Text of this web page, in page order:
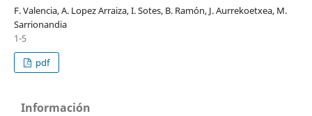
F. Valencia, A. Lopez Arraiza, I. Sotes, B. Ramón, J. Aurrekoetxea, M.
Sarrionandia
1-5
pdf
Información